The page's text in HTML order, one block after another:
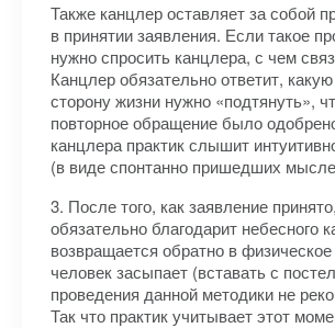
Также канцлер оставляет за собой
в принятии заявления. Если такое
нужно спросить канцлера, с чем
Канцлер обязательно ответит,
сторону жизни нужно «подтянуть»,
повторное обращение было
канцлера практик слышит
(в виде спонтанно пришедших
3. После того, как заявление
обязательно благодарит небесного
возвращается обратно в
человек засыпает (вставать с
проведения данной методики не
Так что практик учитывает этот